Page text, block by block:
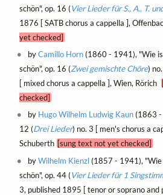
schön", op. 16 (Vier Lieder für S., A., T.
1876 [ SATB chorus a cappella ],
yet checked]
byCamillo Horn(1860 - 1941), "Wie
schön", op. 16 (Zwei gemischte Chöre)
[ mixed chorus a cappella ], Wien, Rörich
checked]
by Hugo Wilhelm Ludwig Kaun(1863 -
12 (Drei Lieder) no. 3 [ men's chorus a
Schuberth [sung text not yet checked]
byWilhelm Kienzl(1857 - 1941), "Wie
schön", op. 44 (Vier Lieder für 1
3, published 1895 [ tenor or soprano and